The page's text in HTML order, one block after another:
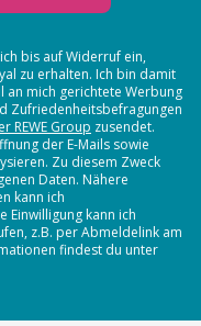
bis auf Widerruf ein,
zu erhalten. Ich bin damit
an mich gerichtete Werbung
Zufriedenheitsbefragungen
REWE Group zusendet.
der E-Mails sowie
Zu diesem Zweck
Daten. Nähere
kann ich
Einwilligung kann ich
z.B. per Abmeldelink am
findest du unter